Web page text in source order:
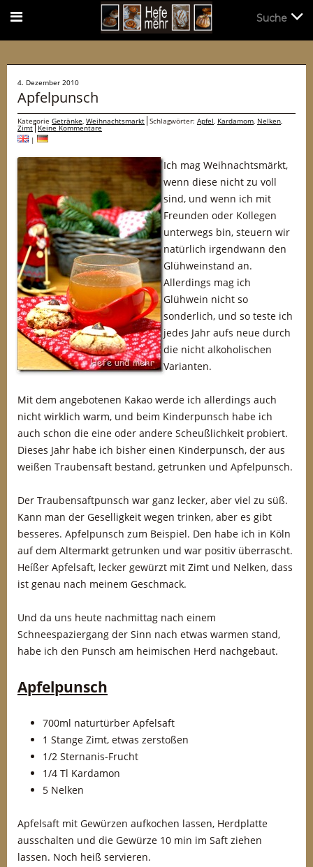
4. Dezember 2010
Apfelpunsch
Kategorie Getränke, Weihnachtsmarkt Schlagwörter: Apfel, Kardamom, Nelken,
Zimt Keine Kommentare
|
Ich mag Weihnachtsmärkt,
wenn diese nicht zu voll
sind, und wenn ich mit
Freunden oder Kollegen
unterwegs bin, steuern wir
natürlich irgendwann den
Glühweinstand an.
Allerdings mag ich
Glühwein nicht so
sonderlich, und so teste ich
jedes Jahr aufs neue durch
die nicht alkoholischen
Varianten.
Mit dem angebotenen Kakao werde ich allerdings auch
nicht wirklich warm, und beim Kinderpunsch habe ich
auch schon die eine oder andere Scheußlichkeit probiert.
Dieses Jahr habe ich bisher einen Kinderpunsch, der aus
weißen Traubensaft bestand, getrunken und Apfelpunsch.
Der Traubensaftpunsch war ganz lecker, aber viel zu süß.
Kann man der Geselligkeit wegen trinken, aber es gibt
besseres. Apfelpunsch zum Beispiel. Den habe ich in Köln
auf dem Altermarkt getrunken und war positiv überrascht.
Heíßer Apfelsaft, lecker gewürzt mit Zimt und Nelken, dass
ist genau nach meinem Geschmack.
Und da uns heute nachmittag nach einem
Schneespaziergang der Sinn nach etwas warmen stand,
habe ich den Punsch am heimischen Herd nachgebaut.
Apfelpunsch
700ml naturtürber Apfelsaft
1 Stange Zimt, etwas zerstoßen
1/2 Sternanis-Frucht
1/4 Tl Kardamon
5 Nelken
Apfelsaft mit Gewürzen aufkochen lassen, Herdplatte
ausschalten und die Gewürze 10 min im Saft ziehen
lassen. Noch heiß servieren.
Suche
Suche